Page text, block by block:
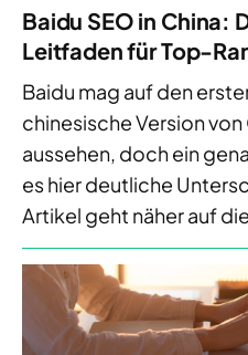
Baidu SEO in China:
Leitfaden für Top-
Baidu mag auf den
chinesische Version
aussehen, doch ein
es hier deutliche
Artikel geht näher auf